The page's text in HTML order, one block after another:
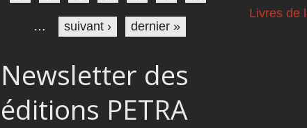
… suivant › dernier »
Newsletter des
éditions PETRA
Livres de